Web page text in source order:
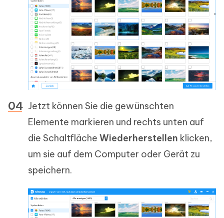
Jetzt können Sie die gewünschten
Elemente markieren und rechts unten auf
die Schaltfläche Wiederherstellen klicken,
um sie auf dem Computer oder Gerät zu
speichern.